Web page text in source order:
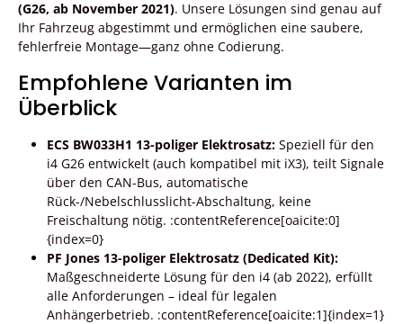
(G26, ab November 2021). Unsere Lösungen sind genau auf
Ihr Fahrzeug abgestimmt und ermöglichen eine saubere,
fehlerfreie Montage—ganz ohne Codierung.
Empfohlene Varianten im
Überblick
ECS BW033H1 13-poliger Elektrosatz: Speziell für den
i4 G26 entwickelt (auch kompatibel mit iX3), teilt Signale
über den CAN-Bus, automatische
Rück-/Nebelschlusslicht-Abschaltung, keine
Freischaltung nötig. :contentReference[oaicite:0]
{index=0}
PF Jones 13-poliger Elektrosatz (Dedicated Kit):
Maßgeschneiderte Lösung für den i4 (ab 2022), erfüllt
alle Anforderungen – ideal für legalen
Anhängerbetrieb. :contentReference[oaicite:1]{index=1}